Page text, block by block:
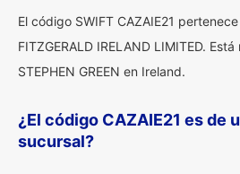
El código SWIFT CAZAIE21
FITZGERALD IRELAND LIMITED.
STEPHEN GREEN en Ireland.
¿El código CAZAIE21 es de
sucursal?